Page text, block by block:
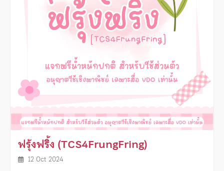
ฟรุ้งฟริ้ง (TCS4FrungFring)
12 Oct 2024